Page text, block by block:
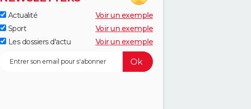
Actualité
Voir un exemple
Sport
Voir un exemple
Les dossiers d'actu
Voir un exemple